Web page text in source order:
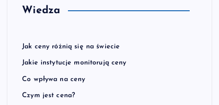
Wiedza
Jak ceny różnią się na świecie
Jakie instytucje monitorują ceny
Co wpływa na ceny
Czym jest cena?